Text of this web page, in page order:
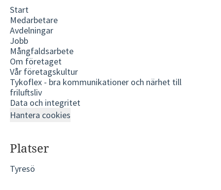
Start
Medarbetare
Avdelningar
Jobb
Mångfaldsarbete
Om företaget
Vår företagskultur
Tykoflex - bra kommunikationer och närhet till
friluftsliv
Data och integritet
Hantera cookies
Platser
Tyresö